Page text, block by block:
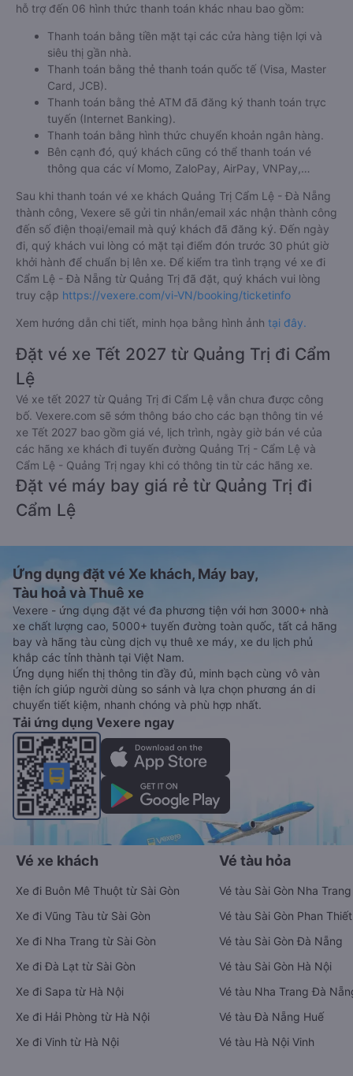
hỗ trợ đến 06 hình thức thanh toán khác nhau bao gồm:
Thanh toán bằng tiền mặt tại các cửa hàng tiện lợi và
siêu thị gần nhà.
Thanh toán bằng thẻ thanh toán quốc tế (Visa, Master
Card, JCB).
Thanh toán bằng thẻ ATM đã đăng ký thanh toán trực
tuyến (Internet Banking).
Thanh toán bằng hình thức chuyển khoản ngân hàng.
Bên cạnh đó, quý khách cũng có thể thanh toán vé
thông qua các ví Momo, ZaloPay, AirPay, VNPay,…
Sau khi thanh toán vé xe khách Quảng Trị Cẩm Lệ - Đà Nẵng
thành công, Vexere sẽ gửi tin nhắn/email xác nhận thành công
đến số điện thoại/email mà quý khách đã đăng ký. Đến ngày
đi, quý khách vui lòng có mặt tại điểm đón trước 30 phút giờ
khởi hành để chuẩn bị lên xe. Để kiểm tra tình trạng vé xe đi
Cẩm Lệ - Đà Nẵng từ Quảng Trị đã đặt, quý khách vui lòng
truy cập https://vexere.com/vi-VN/booking/ticketinfo
Xem hướng dẫn chi tiết, minh họa bằng hình ảnh tại đây.
Đặt vé xe Tết 2027 từ Quảng Trị đi Cẩm
Lệ
Vé xe tết 2027 từ Quảng Trị đi Cẩm Lệ vẫn chưa được công
bố. Vexere.com sẽ sớm thông báo cho các bạn thông tin vé
xe Tết 2027 bao gồm giá vé, lịch trình, ngày giờ bán vé của
các hãng xe khách đi tuyến đường Quảng Trị - Cẩm Lệ và
Cẩm Lệ - Quảng Trị ngay khi có thông tin từ các hãng xe.
Đặt vé máy bay giá rẻ từ Quảng Trị đi
Cẩm Lệ
Ứng dụng đặt vé Xe khách, Máy bay,
Tàu hoả và Thuê xe
Vexere - ứng dụng đặt vé đa phương tiện với hơn 3000+ nhà
xe chất lượng cao, 5000+ tuyến đường toàn quốc, tất cả hãng
bay và hãng tàu cùng dịch vụ thuê xe máy, xe du lịch phủ
khắp các tỉnh thành tại Việt Nam.
Ứng dụng hiển thị thông tin đầy đủ, minh bạch cùng vô vàn
tiện ích giúp người dùng so sánh và lựa chọn phương án di
chuyển tiết kiệm, nhanh chóng và phù hợp nhất.
Tải ứng dụng Vexere ngay
Vé xe khách
Xe đi Buôn Mê Thuột từ Sài Gòn
Xe đi Vũng Tàu từ Sài Gòn
Xe đi Nha Trang từ Sài Gòn
Xe đi Đà Lạt từ Sài Gòn
Xe đi Sapa từ Hà Nội
Xe đi Hải Phòng từ Hà Nội
Xe đi Vinh từ Hà Nội
Vé tàu hỏa
Vé tàu Sài Gòn Nha Trang
Vé tàu Sài Gòn Phan Thiết
Vé tàu Sài Gòn Đà Nẵng
Vé tàu Sài Gòn Hà Nội
Vé tàu Nha Trang Đà
Vé tàu Đà Nẵng Huế
Vé tàu Hà Nội Vinh